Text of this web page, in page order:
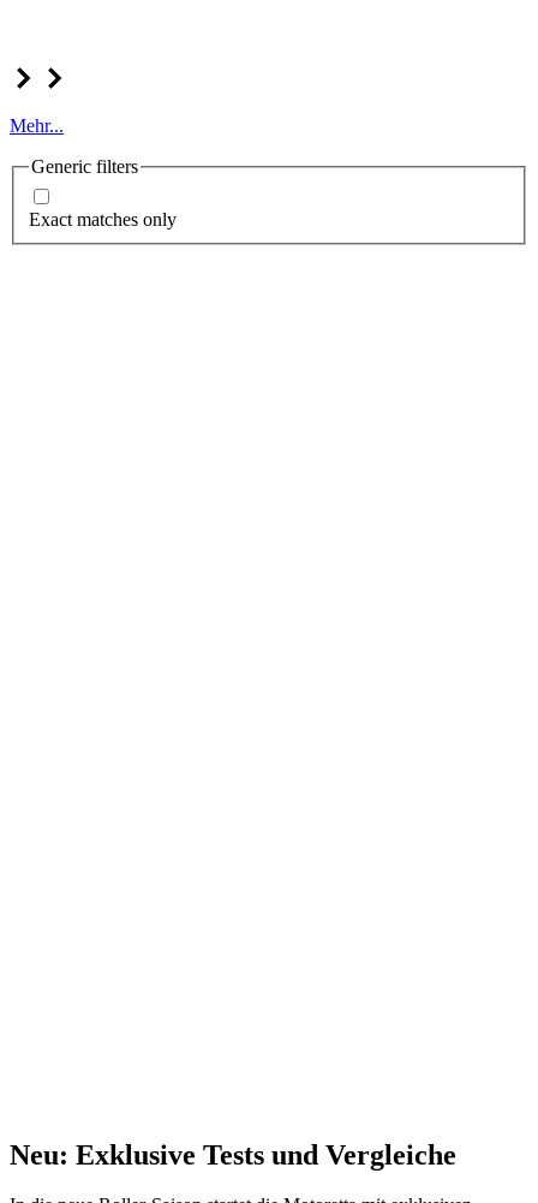
Mehr...
Generic filters
Exact matches only
Neu: Exklusive Tests und Vergleiche